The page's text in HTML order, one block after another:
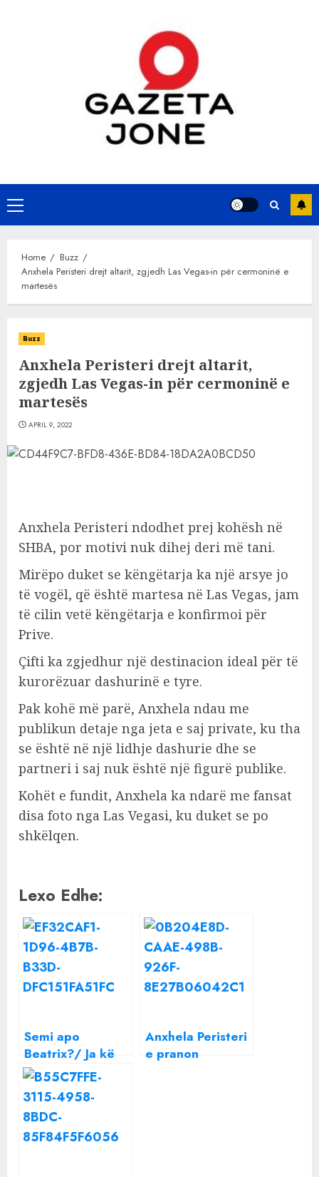
Primary
Menu
Home
Buzz
Anxhela Peristeri drejt altarit, zgjedh Las Vegas-in për cermoninë e
martesës
Buzz
Anxhela Peristeri drejt altarit,
zgjedh Las Vegas-in për cermoninë e
martesës
APRIL 9, 2022
Anxhela Peristeri ndodhet prej kohësh në
SHBA, por motivi nuk dihej deri më tani.
Mirëpo duket se këngëtarja ka një arsye jo
të vogël, që është martesa në Las Vegas, jam
të cilin vetë këngëtarja e konfirmoi për
Prive.
Çifti ka zgjedhur një destinacion ideal për të
kurorëzuar dashurinë e tyre.
Pak kohë më parë, Anxhela ndau me
publikun detaje nga jeta e saj private, ku tha
se është në një lidhje dashurie dhe se
partneri i saj nuk është një figurë publike.
Kohët e fundit, Anxhela ka ndarë me fansat
disa foto nga Las Vegasi, ku duket se po
shkëlqen.
Lexo Edhe:
Semi apo
Beatrix?/ Ja kë
zgjedh Anxhela
Peristeri: Meriton
një karrierë të
madhe!
Anxhela Peristeri
e pranon